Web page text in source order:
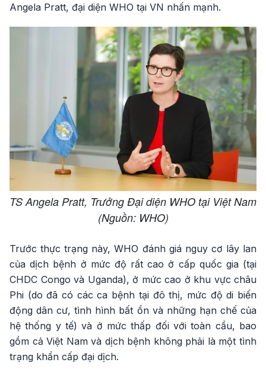
Angela Pratt, đại diện WHO tại VN nhấn mạnh.
TS Angela Pratt, Trưởng Đại diện WHO tại Việt Nam
(Nguồn: WHO)
Trước thực trạng này, WHO đánh giá nguy cơ lây lan
của dịch bệnh ở mức độ rất cao ở cấp quốc gia (tại
CHDC Congo và Uganda), ở mức cao ở khu vực châu
Phi (do đã có các ca bệnh tại đô thị, mức độ di biến
động dân cư, tình hình bất ổn và những hạn chế của
hệ thống y tế) và ở mức thấp đối với toàn cầu, bao
gồm cả Việt Nam và dịch bệnh không phải là một tình
trạng khẩn cấp đại dịch.